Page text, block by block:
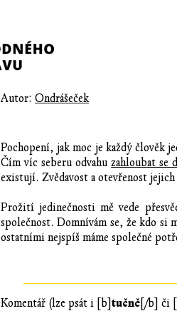
Autor: Ondrášeček
Pochopení, jak moc je každý člověk
Čím víc seberu odvahuzahloubat se
existují. Zvědavost a otevřenost
Prožití jedinečnosti mě vede
společnost. Domnívám se, že kdo si
ostatními nejspíš máme společné
Komentář (lze psát i [b] tučně [/b] či